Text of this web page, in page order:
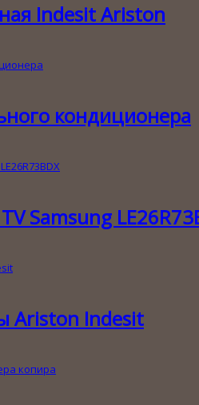
Indesit Ariston
кондиционера
Samsung
Ariston Indesit